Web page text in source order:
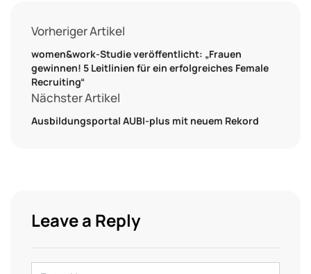
Vorheriger Artikel
women&work-Studie veröffentlicht: „Frauen
gewinnen! 5 Leitlinien für ein erfolgreiches Female
Recruiting“
Nächster Artikel
Ausbildungsportal AUBI-plus mit neuem Rekord
Leave a Reply